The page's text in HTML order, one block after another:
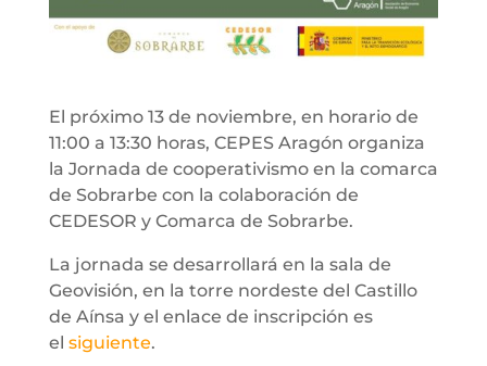
El próximo 13 de noviembre, en horario de
11:00 a 13:30 horas, CEPES Aragón organiza
la Jornada de cooperativismo en la comarca
de Sobrarbe con la colaboración de
CEDESOR y Comarca de Sobrarbe.
La jornada se desarrollará en la sala de
Geovisión, en la torre nordeste del Castillo
de Aínsa y el enlace de inscripción es
el siguiente.